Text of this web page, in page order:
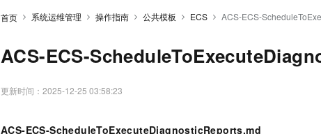
首页 系统运维管理 操作指南 公共模板 ECS ACS-ECS-
ACS-ECS-
更新时间： 2025-12-25 03:58:23
ACS-ECS-ScheduleToExecuteDiagnosticReports.md